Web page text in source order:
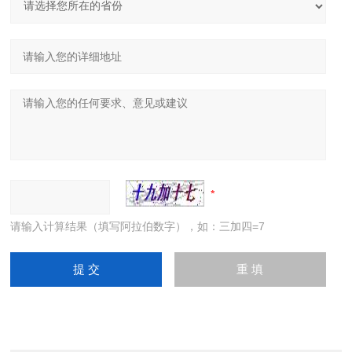
请输入计算结果（填写阿拉伯数字），如：三加四=7